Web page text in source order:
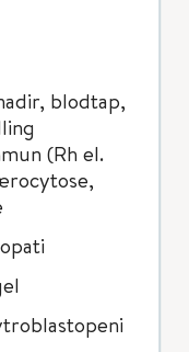
blodtap,
(Rh el.